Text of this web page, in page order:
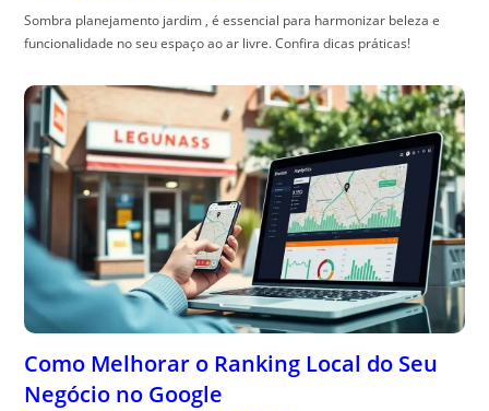
Sombra planejamento jardim , é essencial para harmonizar beleza e
funcionalidade no seu espaço ao ar livre. Confira dicas práticas!
Como Melhorar o Ranking Local do Seu
Negócio no Google